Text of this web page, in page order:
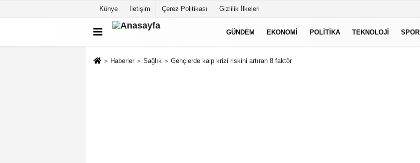
Künye İletişim Çerez Politikası Gizlilik İlkeleri
GÜNDEM EKONOMI POLITIKA TEKNOLOJI SPOR
Haberler Sağlık Gençlerde kalp krizi riskini artıran 8 faktör